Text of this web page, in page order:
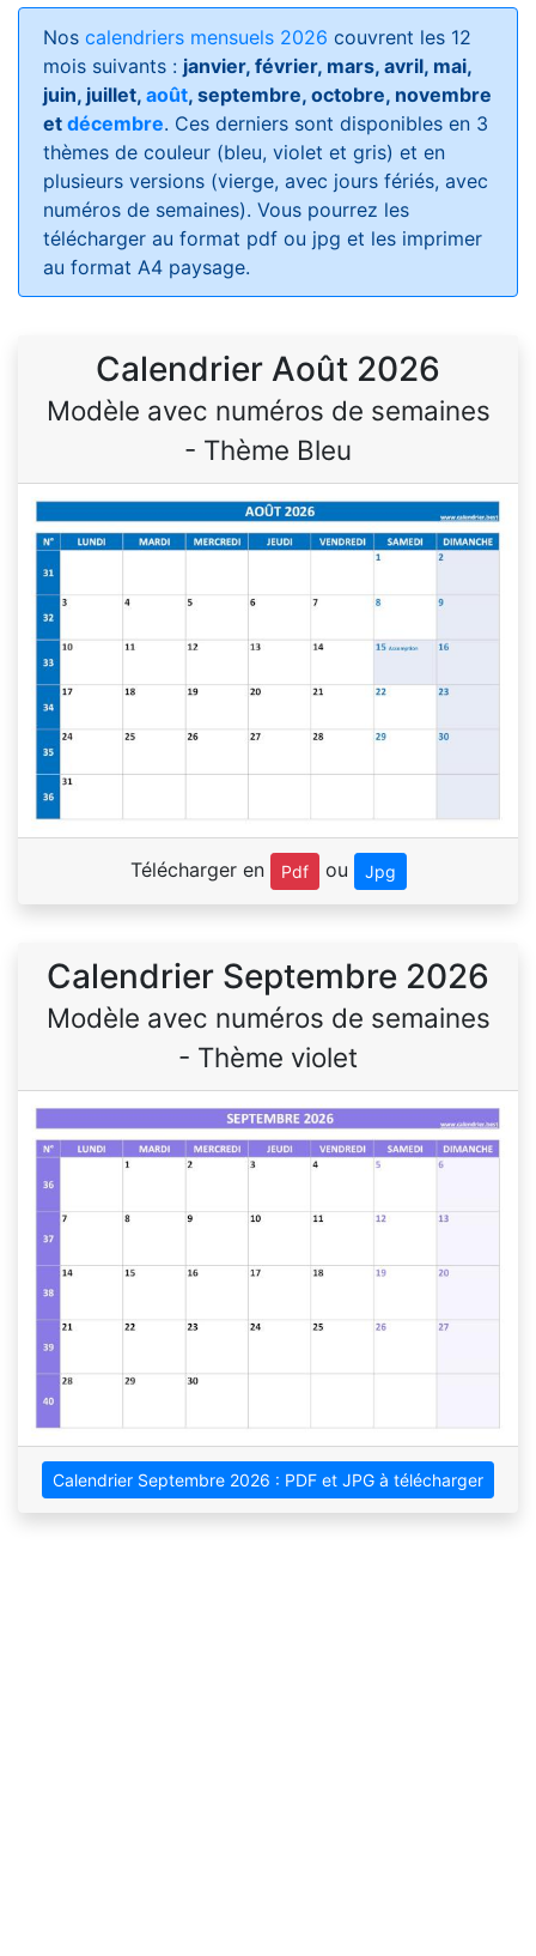
Nos calendriers mensuels 2026 couvrent les 12
mois suivants : janvier, février, mars, avril, mai,
juin, juillet, août, septembre, octobre, novembre
et décembre. Ces derniers sont disponibles en 3
thèmes de couleur (bleu, violet et gris) et en
plusieurs versions (vierge, avec jours fériés, avec
numéros de semaines). Vous pourrez les
télécharger au format pdf ou jpg et les imprimer
au format A4 paysage.
Calendrier Août 2026
Modèle avec numéros de semaines
- Thème Bleu
Télécharger en Pdf ou Jpg
Calendrier Septembre 2026
Modèle avec numéros de semaines
- Thème violet
Calendrier Septembre 2026 : PDF et JPG à télécharger